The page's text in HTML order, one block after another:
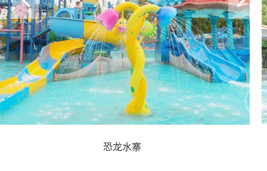
水上乐园海盗船